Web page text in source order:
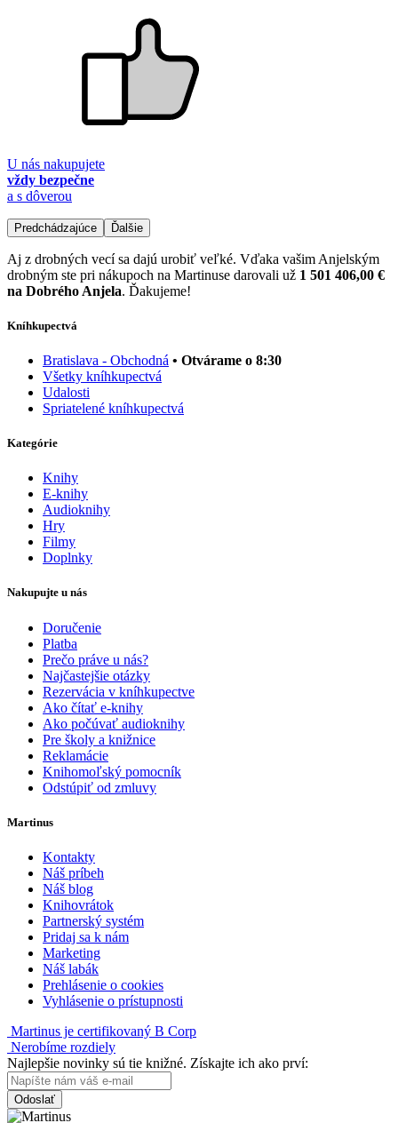
U nás nakupujete
vždy bezpečne
a s dôverou
Predchádzajúce Ďalšie
Aj z drobných vecí sa dajú urobiť veľké. Vďaka vašim Anjelským
drobným ste pri nákupoch na Martinuse darovali už 1 501 406,00 €
na Dobrého Anjela. Ďakujeme!
Kníhkupectvá
Bratislava - Obchodná • Otvárame o 8:30
Všetky kníhkupectvá
Udalosti
Spriatelené kníhkupectvá
Kategórie
Knihy
E-knihy
Audioknihy
Hry
Filmy
Doplnky
Nakupujte u nás
Doručenie
Platba
Prečo práve u nás?
Najčastejšie otázky
Rezervácia v kníhkupectve
Ako čítať e-knihy
Ako počúvať audioknihy
Pre školy a knižnice
Reklamácie
Knihomoľský pomocník
Odstúpiť od zmluvy
Martinus
Kontakty
Náš príbeh
Náš blog
Knihovrátok
Partnerský systém
Pridaj sa k nám
Marketing
Náš labák
Prehlásenie o cookies
Vyhlásenie o prístupnosti
Martinus je certifikovaný B Corp
Nerobíme rozdiely
Najlepšie novinky sú tie knižné. Získajte ich ako prví:
Odoslať